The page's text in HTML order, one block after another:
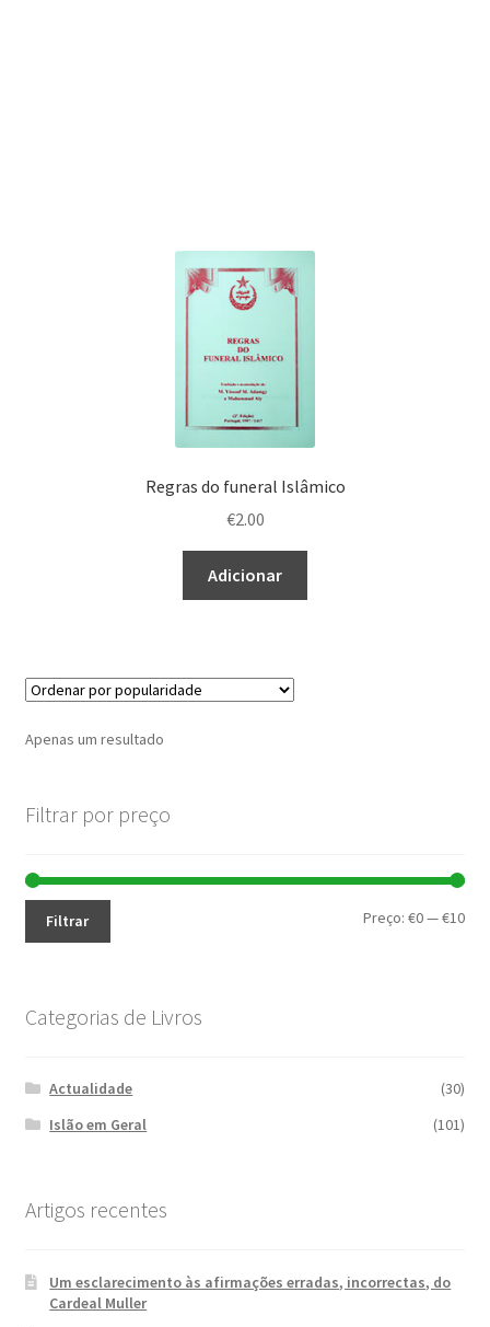
Regras do funeral Islâmico
€2.00
Adicionar
Apenas um resultado
Filtrar por preço
Filtrar Preço:€0—€10
Categorias de Livros
Actualidade
(30)
Islão em Geral
(101)
Artigos recentes
Um esclarecimento às afirmações erradas, incorrectas, do
Cardeal Muller